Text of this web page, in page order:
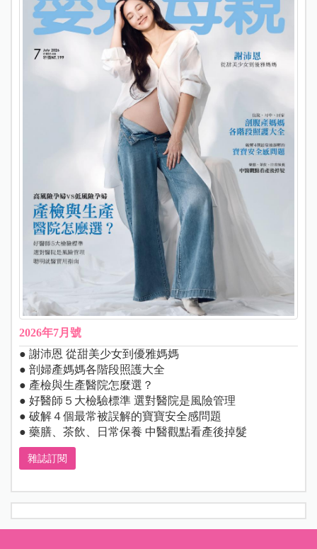
2026年7月號
● 謝沛恩 從甜美少女到優雅媽媽
● 剖婦產媽媽各階段照護大全
● 產檢與生產醫院怎麼選？
● 好醫師５大檢驗標準 選對醫院是風險管理
● 破解４個最常被誤解的寶寶安全感問題
● 藥膳、茶飲、日常保養 中醫觀點看產後掉髮
雜誌訂閱